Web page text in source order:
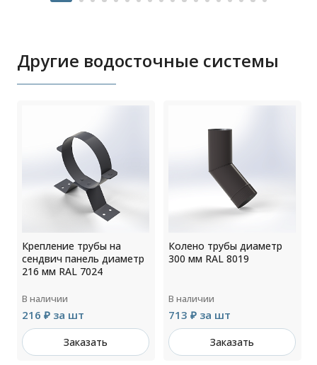
Другие водосточные системы
Крепление трубы на
сендвич панель диаметр
216 мм RAL 7024
В наличии
216 ₽ за шт
Заказать
Колено трубы диаметр
300 мм RAL 8019
В наличии
713 ₽ за шт
Заказать